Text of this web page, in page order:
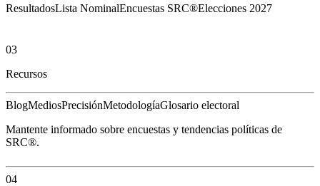
ResultadosLista NominalEncuestas SRC®Elecciones 2027
03
Recursos
BlogMediosPrecisiónMetodologíaGlosario electoral
Mantente informado sobre encuestas y tendencias políticas de
SRC®.
04